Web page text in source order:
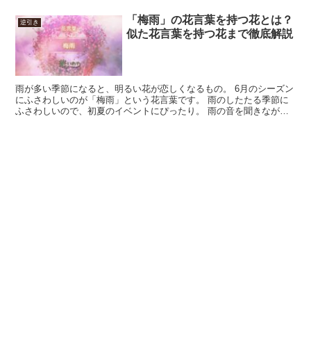
逆引き
「梅雨」の花言葉を持つ花とは？
似た花言葉を持つ花まで徹底解説
雨が多い季節になると、明るい花が恋しくなるもの。 6月のシーズン
にふさわしいのが「梅雨」という花言葉です。 雨のしたたる季節に
ふさわしいので、初夏のイベントにぴったり。 雨の音を聞きなが